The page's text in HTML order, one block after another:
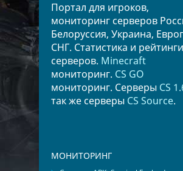
Портал для игроков,
мониторинг серверов
Белоруссия, Украина,
СНГ. Статистика и рейтинги
серверов. Minecraft
мониторинг. CS GO
мониторинг. Серверы CS
так же серверы CS Source.
МОНИТОРИНГ